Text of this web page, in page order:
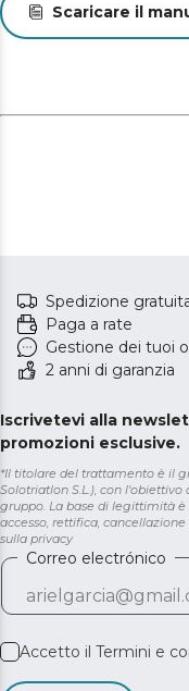
Scaricare il
Spedizione
Paga a rate
Gestione dei tuoi
2 anni di garanzia
Iscrivetevi alla
promozioni esclusive.
*Il titolare del trattamento è il
Solotriatlon S.L.), con
gruppo. La base di legittimità
accesso, rettifica,
sulla privacy
Correo electrónico
Accetto il Termini e